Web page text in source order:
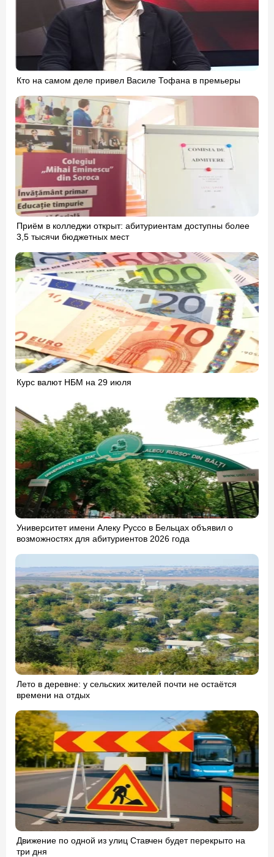
Кто на самом деле привел Василе Тофана в премьеры
Приём в колледжи открыт: абитуриентам доступны более
3,5 тысячи бюджетных мест
Курс валют НБМ на 29 июля
Университет имени Алеку Руссо в Бельцах объявил о
возможностях для абитуриентов 2026 года
Лето в деревне: у сельских жителей почти не остаётся
времени на отдых
Движение по одной из улиц Ставчен будет перекрыто на
три дня